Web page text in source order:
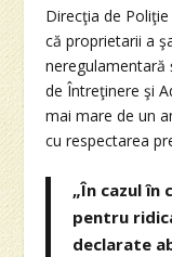
Direcţia de
că proprietarii a
neregulamentară
de Întreţinere şi
mai mare de un
cu respectarea
„În cazul
pentru
declarate